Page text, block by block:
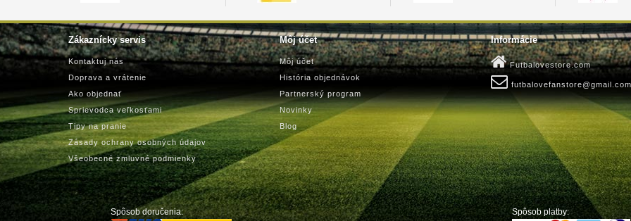
Zákaznícky servis
Kontaktuj nás
Doprava a vrátenie
Ako objednať
Sprievodca veľkosťami
Tipy na pranie
Zásady ochrany osobných údajov
Všeobecné zmluvné podmienky
Môj účet
Môj účet
História objednávok
Partnerský program
Novinky
Blog
Informácie
Futbalovestore.com
futbalovefanstore@gmail.com
Spôsob doručenia: Spôsob platby: